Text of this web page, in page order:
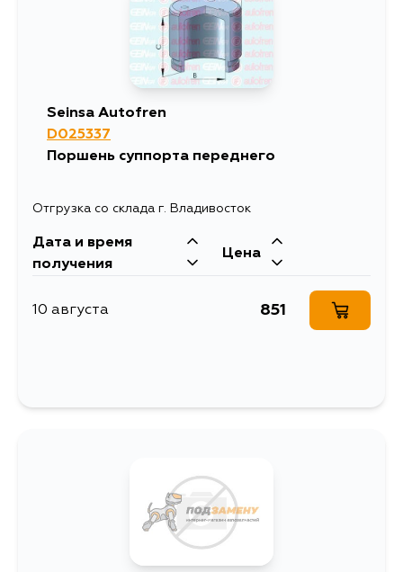
Seinsa Autofren
D025337
Поршень суппорта переднего
Отгрузка со склада г. Владивосток
Дата и время
получения
Цена
10 августа 851